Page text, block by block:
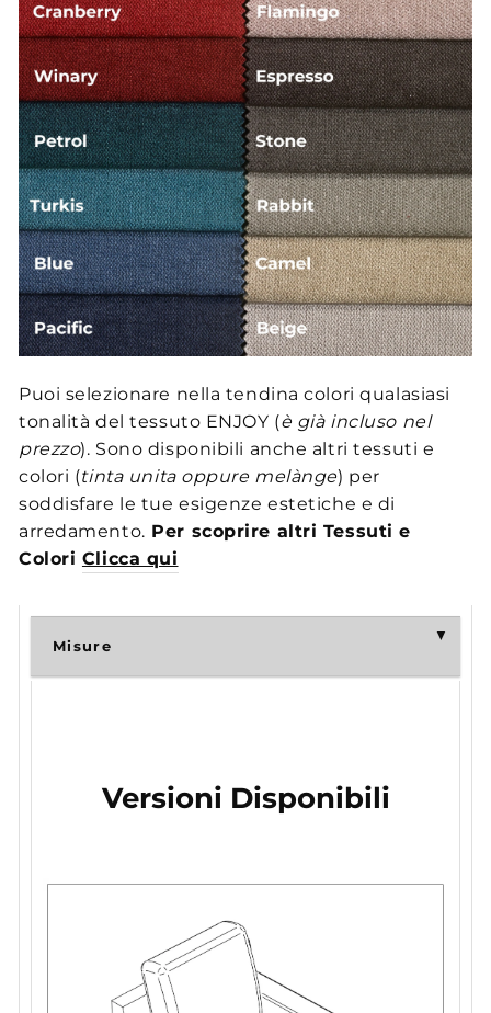
Puoi selezionare nella tendina colori qualasiasi
tonalità del tessuto ENJOY (è già incluso nel
prezzo). Sono disponibili anche altri tessuti e
colori (tinta unita oppure melànge) per
soddisfare le tue esigenze estetiche e di
arredamento. Per scoprire altri Tessuti e
Colori Clicca qui
Misure
Versioni Disponibili